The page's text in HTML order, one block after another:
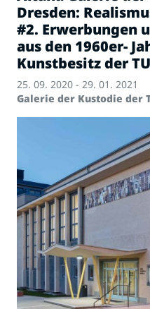
Dresden:
#2. Erwerbungen
aus den 1960er-
Kunstbesitz der
25. 09. 2020 - 29. 01. 2021
Galerie der Kustodie der